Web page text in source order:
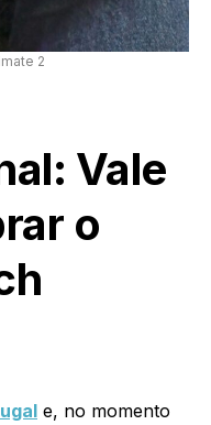
2
Vale
o
e, no momento